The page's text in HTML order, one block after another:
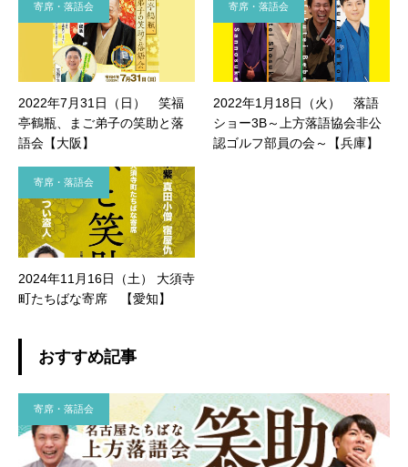
寄席・落語会
2022年7月31日（日） 笑福
亭鶴瓶、まご弟子の笑助と落
語会【大阪】
寄席・落語会
2022年1月18日（火） 落語
ショー3B～上方落語協会非公
認ゴルフ部員の会～【兵庫】
寄席・落語会
2024年11月16日（土） 大須寺
町たちばな寄席 【愛知】
おすすめ記事
寄席・落語会